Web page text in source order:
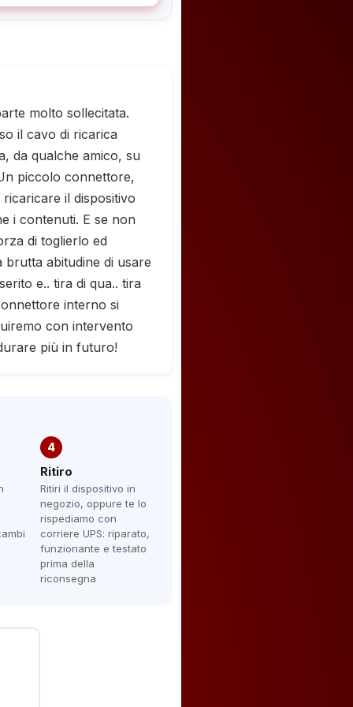
molto sollecitata.
il cavo di ricarica
da qualche amico, su
piccolo connettore,
il dispositivo
i contenuti. E se non
di toglierlo ed
abitudine di usare
e.. tira di qua.. tira
interno si
con intervento
più in futuro!
4
Ritiro
Ritiri il dispositivo in
negozio, oppure te lo
rispediamo con
corriere UPS: riparato,
funzionante e testato
prima della
riconsegna